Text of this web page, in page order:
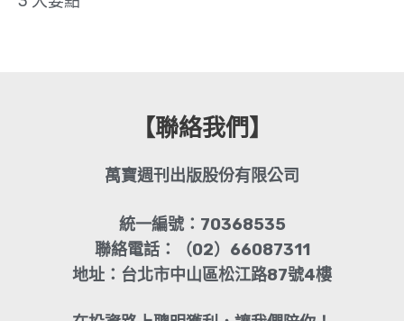
【聯絡我們】
萬寶週刊出版股份有限公司
統一編號：70368535
聯絡電話：（02）66087311
地址：台北市中山區松江路87號4樓